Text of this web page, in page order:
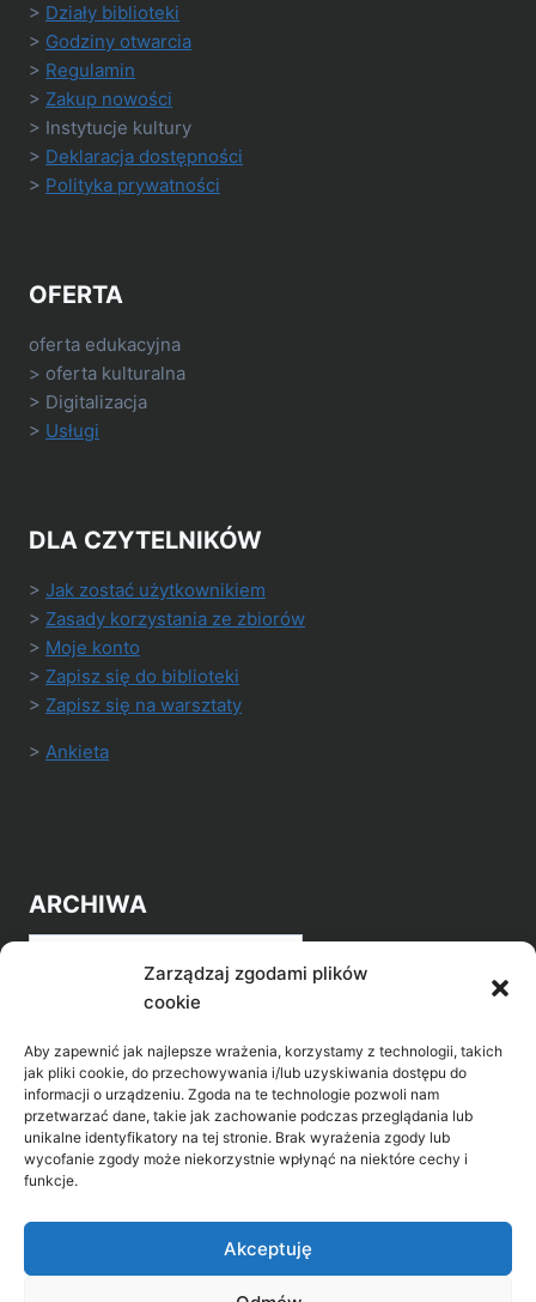
Zarządzaj zgodami plików
cookie
Aby zapewnić jak najlepsze wrażenia, korzystamy z technologii, takich
jak pliki cookie, do przechowywania i/lub uzyskiwania dostępu do
informacji o urządzeniu. Zgoda na te technologie pozwoli nam
przetwarzać dane, takie jak zachowanie podczas przeglądania lub
unikalne identyfikatory na tej stronie. Brak wyrażenia zgody lub
wycofanie zgody może niekorzystnie wpłynąć na niektóre cechy i
funkcje.
Akceptuję
> Działy biblioteki
> Godziny otwarcia
> Regulamin
> Zakup nowości
> Instytucje kultury
> Deklaracja dostępności
> Polityka prywatności
OFERTA
oferta edukacyjna
> oferta kulturalna
> Digitalizacja
> Usługi
DLA CZYTELNIKÓW
> Jak zostać użytkownikiem
> Zasady korzystania ze zbiorów
> Moje konto
> Zapisz się do biblioteki
> Zapisz się na warsztaty
> Ankieta
ARCHIWA
Archiwa
POZNAJ LEPIEJ NASZ REGION
>Gołdap Mazurski Zdrój